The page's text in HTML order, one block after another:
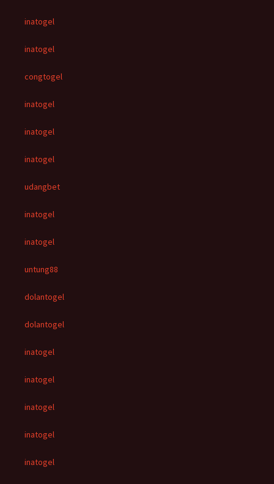
inatogel
inatogel
congtogel
inatogel
inatogel
inatogel
udangbet
inatogel
inatogel
untung88
dolantogel
dolantogel
inatogel
inatogel
inatogel
inatogel
inatogel